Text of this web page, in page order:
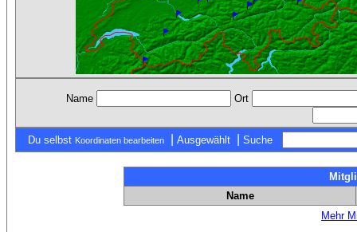
Name Ort
Du selbst Koordinaten bearbeiten Ausgewählt Suche
Name
Mehr